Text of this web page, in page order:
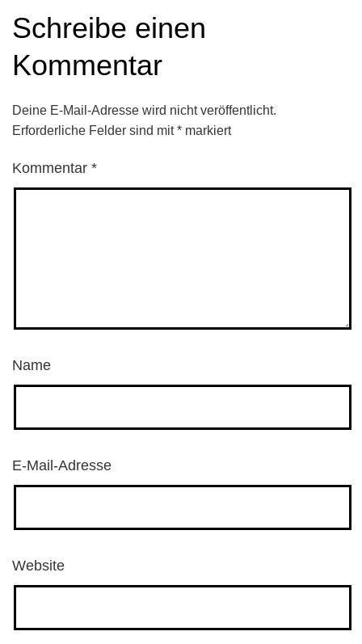
Schreibe einen
Kommentar
Deine E-Mail-Adresse wird nicht veröffentlicht.
Erforderliche Felder sind mit* markiert
Kommentar *
Name
E-Mail-Adresse
Website